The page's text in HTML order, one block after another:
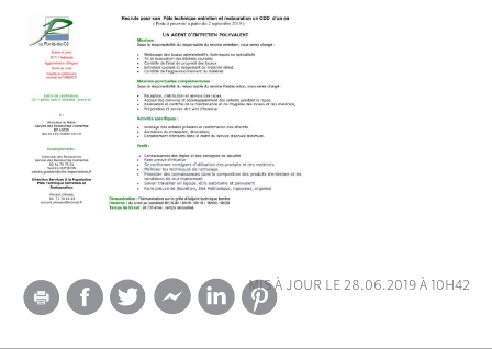
mis à jour le 28.06.2019 à 10h42